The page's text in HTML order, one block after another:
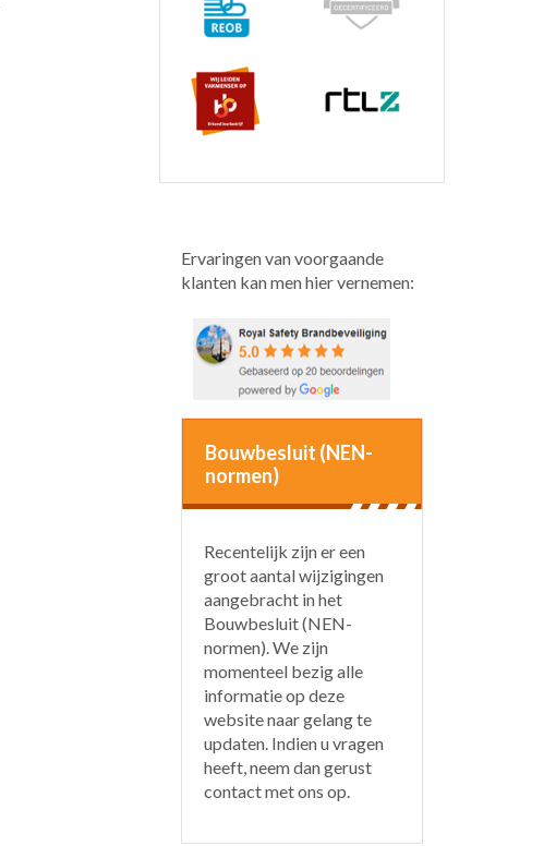
Ervaringen van voorgaande
klanten kan men hier vernemen:
Bouwbesluit (NEN-
normen)
Recentelijk zijn er een
groot aantal wijzigingen
aangebracht in het
Bouwbesluit (NEN-
normen). We zijn
momenteel bezig alle
informatie op deze
website naar gelang te
updaten. Indien u vragen
heeft, neem dan gerust
contact met ons op.